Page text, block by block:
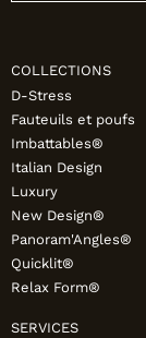
COLLECTIONS
D-Stress
Fauteuils et poufs
Imbattables®
Italian Design
Luxury
New Design®
Panoram'Angles®
Quicklit®
Relax Form®
SERVICES